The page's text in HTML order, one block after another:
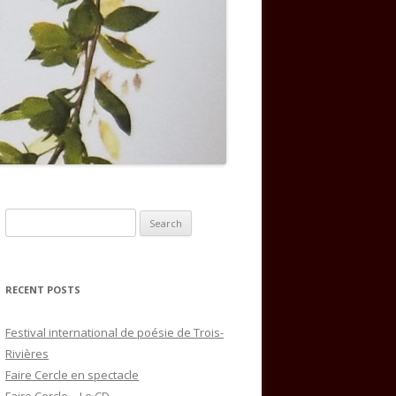
for:
RECENT POSTS
Festival international de poésie de Trois-
Rivières
Faire Cercle en spectacle